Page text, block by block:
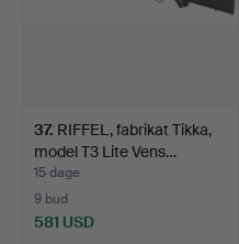
37. RIFFEL, fabrikat Tikka,
model T3 Lite Vens…
15 dage
9 bud
581 USD